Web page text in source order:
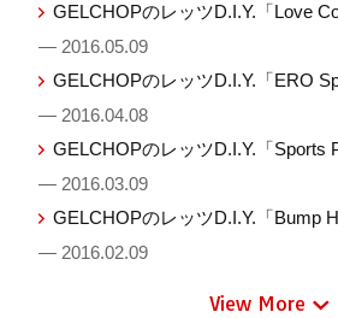
GELCHOPのレッツD.I.Y.「Love
— 2016.05.09
GELCHOPのレッツD.I.Y.「ERO
— 2016.04.08
GELCHOPのレッツD.I.Y.「Sports
— 2016.03.09
GELCHOPのレッツD.I.Y.「Bump
— 2016.02.09
View More